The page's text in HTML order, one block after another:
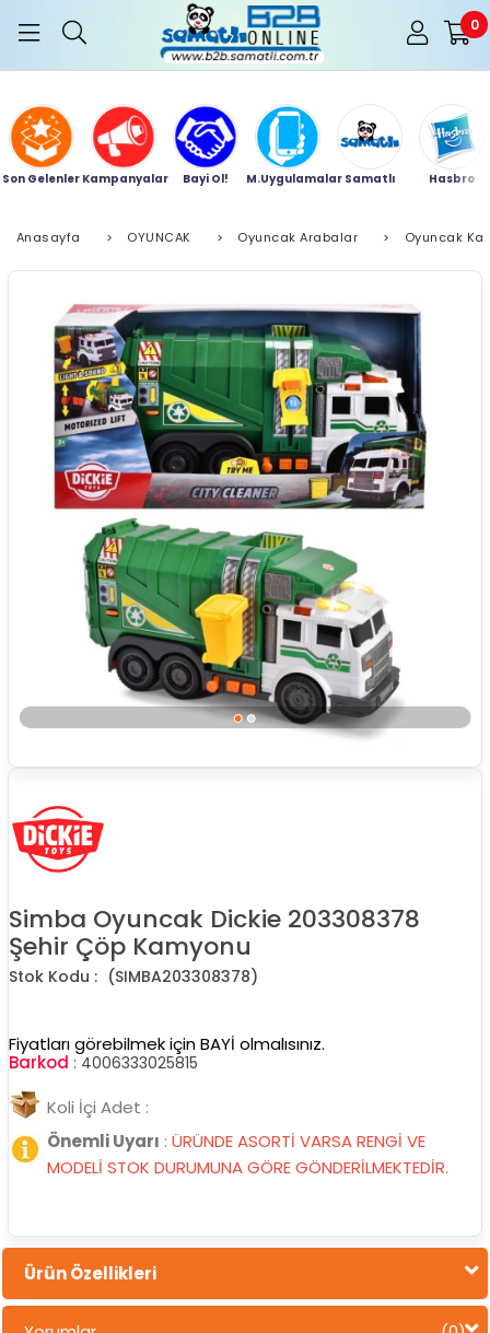
0
Son Gelenler Kampanyalar Bayi Ol! M.Uygulamalar Samatlı Hasbro
Anasayfa > OYUNCAK > Oyuncak Arabalar > Oyuncak
Simba Oyuncak Dickie 203308378
Şehir Çöp Kamyonu
(SIMBA203308378)
Fiyatları görebilmek için BAYİ olmalısınız.
Barkod : 4006333025815
Koli İçi Adet :
Önemli Uyarı : ÜRÜNDE ASORTİ VARSA RENGİ VE
MODELİ STOK DURUMUNA GÖRE GÖNDERİLMEKTEDİR.
Ürün Özellikleri